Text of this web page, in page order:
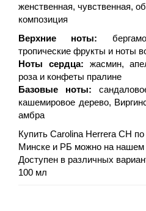
женственная, чувственная,
композиция
Верхние ноты:
тропические фрукты и ноты
Ноты сердца: жасмин,
роза и конфеты пралине
Базовые ноты:
кашемировое дерево,
амбра
Купить Carolina Herrera CH
Минске и РБ можно на нашем
Доступен в различных
100 мл